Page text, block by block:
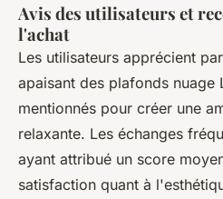
Avis des utilisateurs et
l'achat
Les utilisateurs apprécient
apaisant des plafonds nuage
mentionnés pour créer une
relaxante. Les échanges
ayant attribué un score
satisfaction quant à